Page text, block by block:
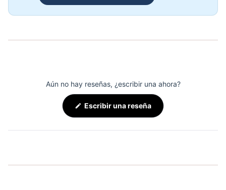
Aún no hay reseñas, ¿escribir una ahora?
Escribir una reseña(Se
abre
en
nueva